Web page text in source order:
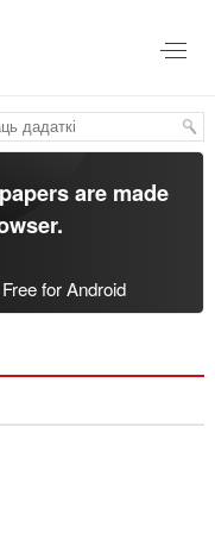
are made
.
Free for Android